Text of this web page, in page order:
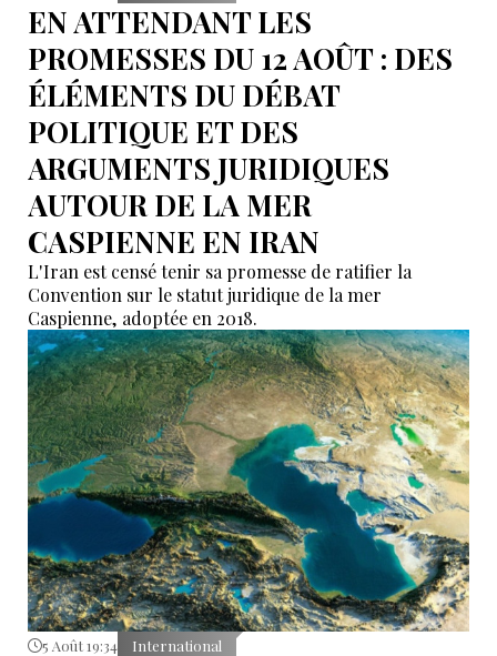
EN ATTENDANT LES
PROMESSES DU 12 AOÛT : DES
ÉLÉMENTS DU DÉBAT
POLITIQUE ET DES
ARGUMENTS JURIDIQUES
AUTOUR DE LA MER
CASPIENNE EN IRAN
L'Iran est censé tenir sa promesse de ratifier la
Convention sur le statut juridique de la mer
Caspienne, adoptée en 2018.
5 Août 19:34 International